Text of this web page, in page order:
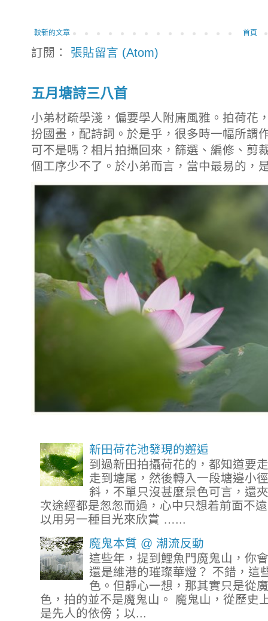
較新的文章 首頁
訂閱： 張貼留言 (Atom)
五月塘詩三八首
小弟材疏學淺，偏要學人附庸風雅。拍荷花
扮國畫，配詩詞。於是乎，很多時一幅所謂
可不是嗎？相片拍攝回來，篩選、編修、剪
個工序少不了。於小弟而言，當中最易的，
新田荷花池發現的邂逅
到過新田拍攝荷花的，都知道要
走到塘尾，然後轉入一段塘邊小
斜，不單只沒甚麼景色可言，還
次途經都是怱怱而過，心中只想着前面不
以用另一種目光來欣賞 …...
魔鬼本質 @ 潮流反動
這些年，提到鯉魚門魔鬼山，你
還是維港的璀璨華燈？ 不錯，這
色。但靜心一想，那其實只是從
色，拍的並不是魔鬼山。 魔鬼山，從歷史
是先人的依傍；以...